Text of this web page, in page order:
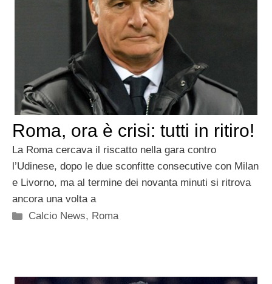
Roma, ora è crisi: tutti in ritiro!
La Roma cercava il riscatto nella gara contro
l’Udinese, dopo le due sconfitte consecutive con Milan
e Livorno, ma al termine dei novanta minuti si ritrova
ancora una volta a
Categorie
Calcio News, Roma